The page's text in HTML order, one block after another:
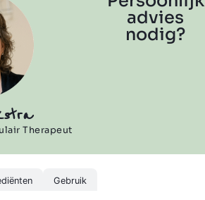
Therapeut
advies
nodig?
Gebruik